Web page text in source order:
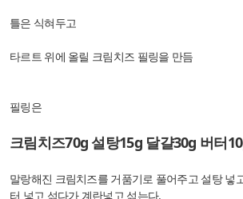
틀은 식혀두고
타르트 위에 올릴 크림치즈 필링을 만듬
필링은
크림치즈70g 설탕15g 달걀30g 버터
말랑해진 크림치즈를 거품기로 풀어주고 설탕 넣
터 넣고 섞다가 계란넣고 섞는다.